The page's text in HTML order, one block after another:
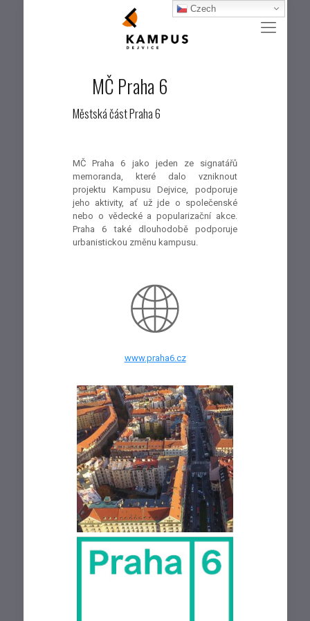
MČ Praha 6
Městská část Praha 6
MČ Praha 6 jako jeden ze signatářů
memoranda, které dalo vzniknout
projektu Kampusu Dejvice, podporuje
jeho aktivity, ať už jde o společenské
nebo o vědecké a popularizační akce.
Praha 6 také dlouhodobě podporuje
urbanistickou změnu kampusu.
www.praha6.cz
Czech